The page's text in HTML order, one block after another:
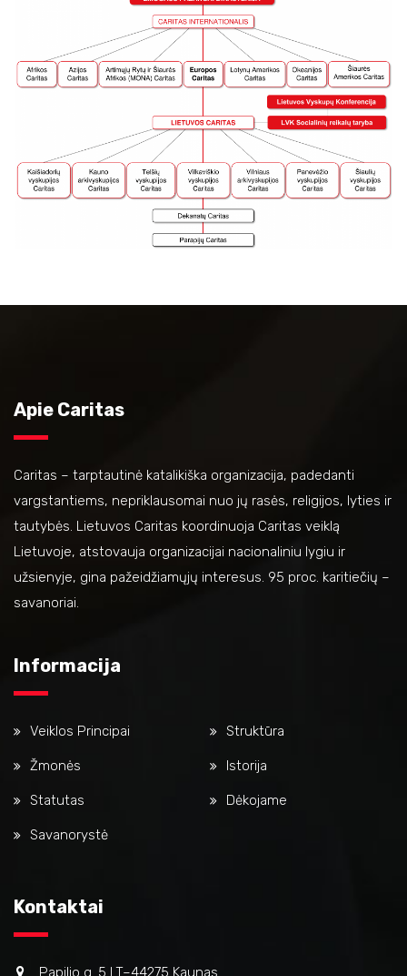
Apie Caritas
Caritas – tarptautinė katalikiška organizacija, padedanti
vargstantiems, nepriklausomai nuo jų rasės, religijos, lyties ir
tautybės. Lietuvos Caritas koordinuoja Caritas veiklą
Lietuvoje, atstovauja organizacijai nacionaliniu lygiu ir
užsienyje, gina pažeidžiamųjų interesus. 95 proc. karitiečių –
savanoriai.
Informacija
Veiklos Principai Struktūra
Žmonės Istorija
Statutas Dėkojame
Savanorystė
Kontaktai
Papilio g. 5 LT–44275 Kaunas